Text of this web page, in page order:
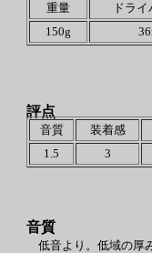
音質
低音より。低域の厚
重量 ドラ
150g
評点
音質 装着感
1.5
3